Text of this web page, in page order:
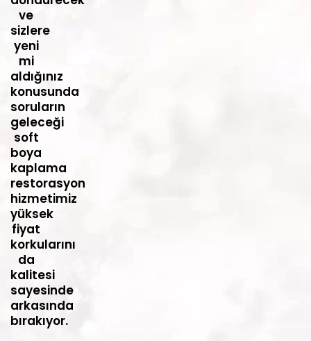
ve
sizlere
yeni
mi
aldığınız
konusunda
soruların
geleceği
soft
boya
kaplama
restorasyon
hizmetimiz
yüksek
fiyat
korkularını
da
kalitesi
sayesinde
arkasında
bırakıyor.